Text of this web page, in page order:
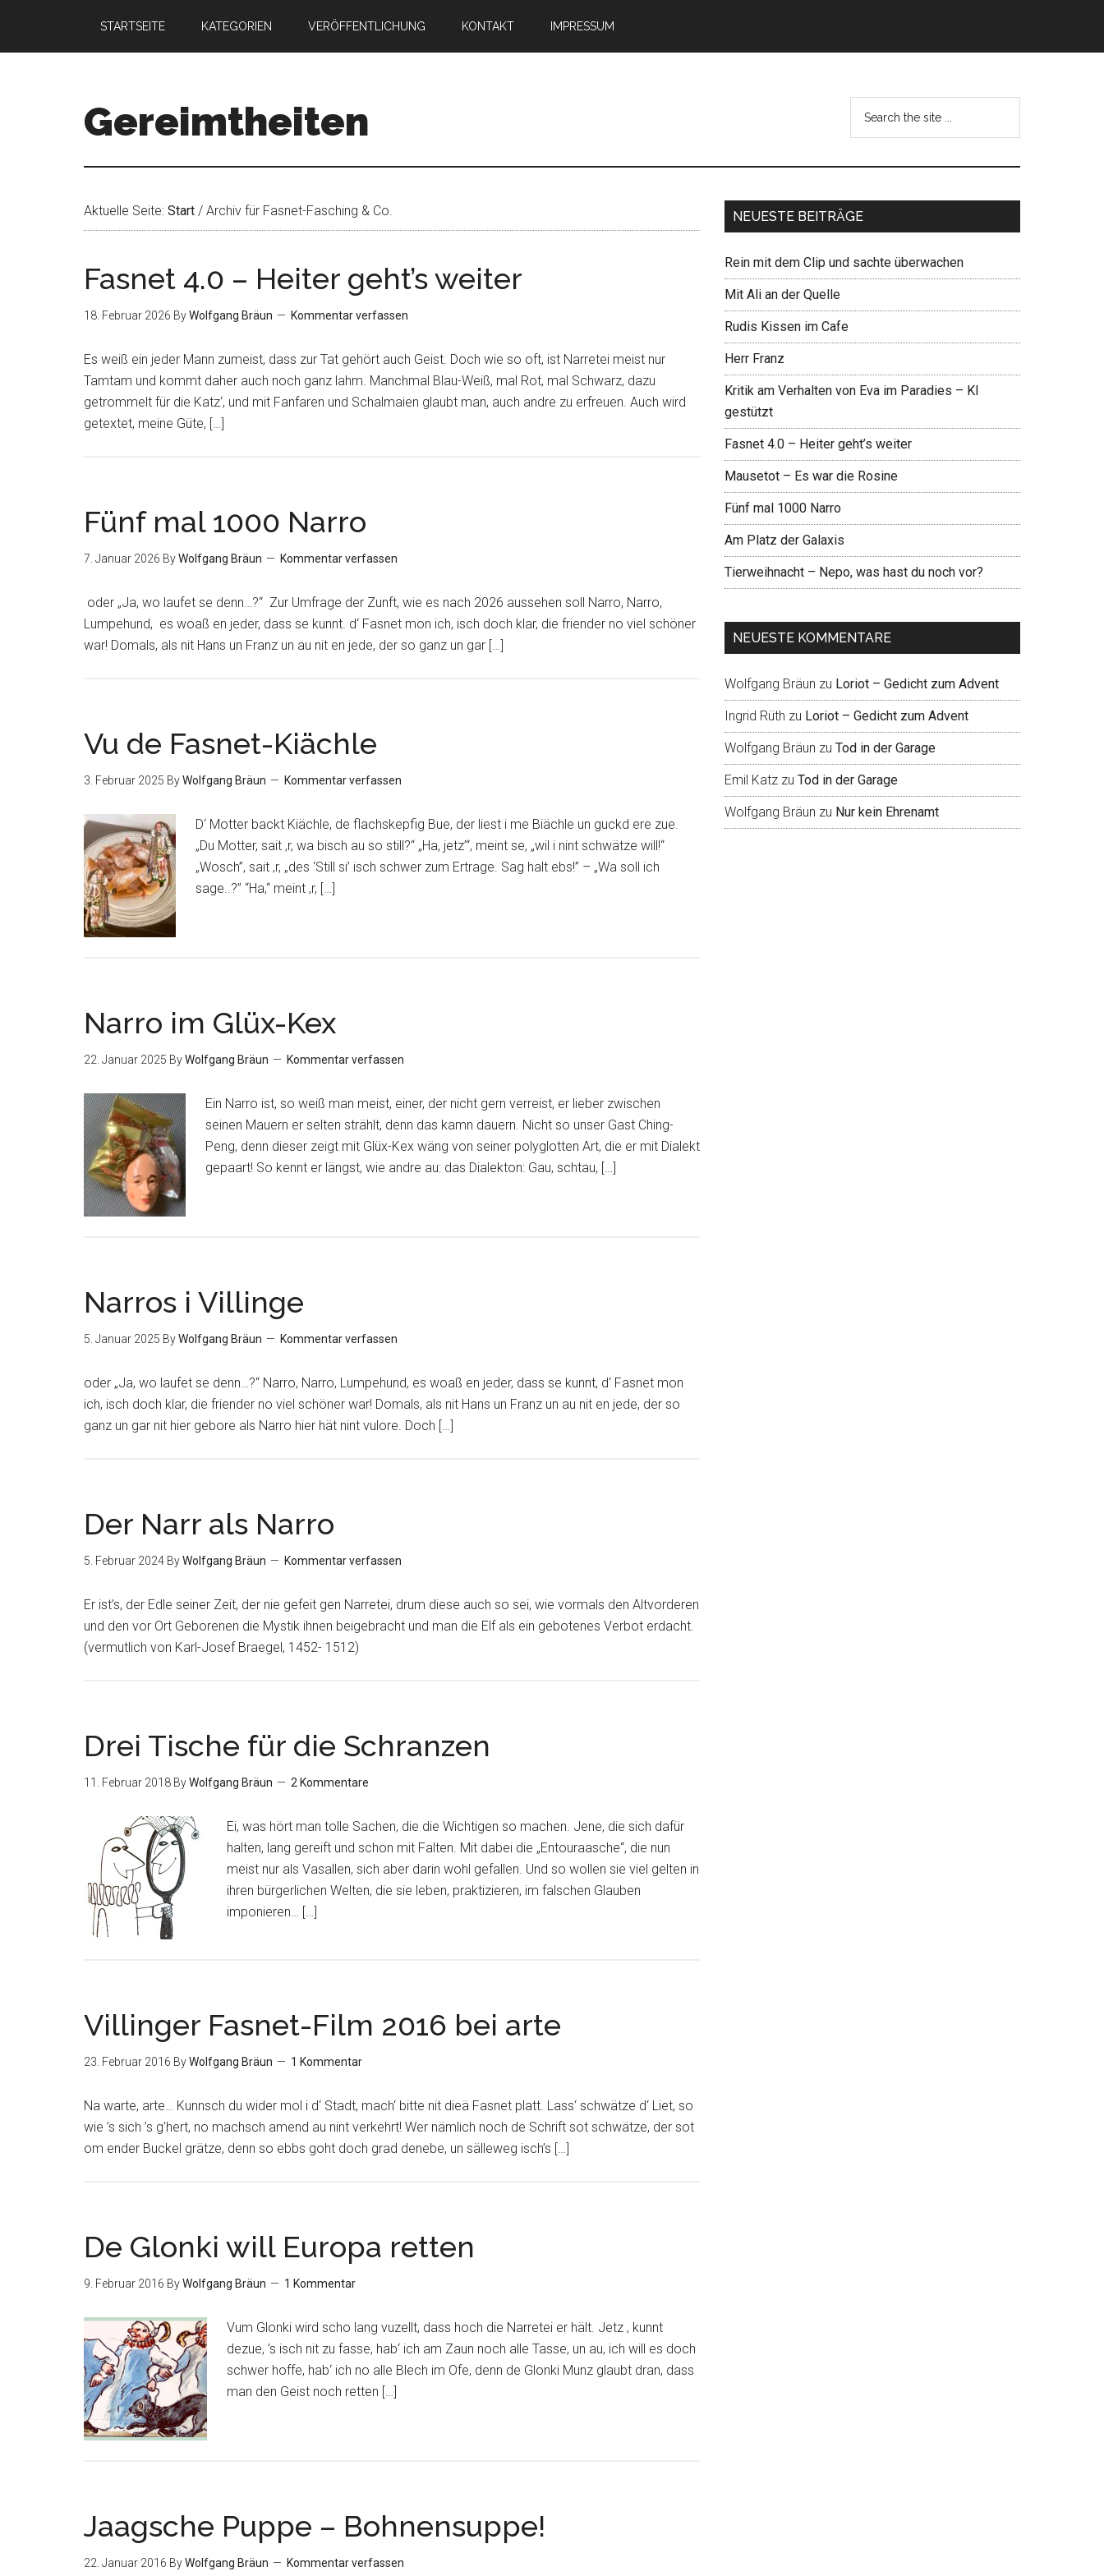
STARTSEITE KATEGORIEN VERÖFFENTLICHUNG KONTAKT IMPRESSUM
Gereimtheiten
Aktuelle Seite: Start / Archiv für Fasnet-Fasching & Co.
Fasnet 4.0 – Heiter geht’s weiter
18. Februar 2026 ByWolfgang Bräun Kommentar verfassen
Es weiß ein jeder Mann zumeist, dass zur Tat gehört auch Geist. Doch wie so oft, ist Narretei meist nur
Tamtam und kommt daher auch noch ganz lahm. Manchmal Blau-Weiß, mal Rot, mal Schwarz, dazu
getrommelt für die Katz‘, und mit Fanfaren und Schalmaien glaubt man, auch andre zu erfreuen. Auch wird
getextet, meine Güte, […]
Fünf mal 1000 Narro
7. Januar 2026 ByWolfgang Bräun Kommentar verfassen
oder „Ja, wo laufet se denn…?“ Zur Umfrage der Zunft, wie es nach 2026 aussehen soll Narro, Narro,
Lumpehund, es woaß en jeder, dass se kunnt. d‘ Fasnet mon ich, isch doch klar, die friender no viel schöner
war! Domals, als nit Hans un Franz un au nit en jede, der so ganz un gar […]
Vu de Fasnet-Kiächle
3. Februar 2025 ByWolfgang Bräun Kommentar verfassen
D‘ Motter backt Kiächle, de flachskepfig Bue, der liest i me Biächle un guckd ere zue.
„Du Motter, sait ‚r, wa bisch au so still?“ „Ha, jetz’“, meint se, „wil i nint schwätze will!“
„Wosch”, sait ‚r, „des ‘Still si’ isch schwer zum Ertrage. Sag halt ebs!” – „Wa soll ich
sage..?” “Ha,“ meint ‚r, […]
Narro im Glüx-Kex
22. Januar 2025 ByWolfgang Bräun Kommentar verfassen
Ein Narro ist, so weiß man meist, einer, der nicht gern verreist, er lieber zwischen
seinen Mauern er selten strählt, denn das kamn dauern. Nicht so unser Gast Ching-
Peng, denn dieser zeigt mit Glüx-Kex wäng von seiner polyglotten Art, die er mit Dialekt
gepaart! So kennt er längst, wie andre au: das Dialekton: Gau, schtau, […]
Narros i Villinge
5. Januar 2025 ByWolfgang Bräun Kommentar verfassen
oder „Ja, wo laufet se denn…?“ Narro, Narro, Lumpehund, es woaß en jeder, dass se kunnt, d‘ Fasnet mon
ich, isch doch klar, die friender no viel schöner war! Domals, als nit Hans un Franz un au nit en jede, der so
ganz un gar nit hier gebore als Narro hier hät nint vulore. Doch […]
Der Narr als Narro
5. Februar 2024 ByWolfgang Bräun Kommentar verfassen
Er ist’s, der Edle seiner Zeit, der nie gefeit gen Narretei, drum diese auch so sei, wie vormals den Altvorderen
und den vor Ort Geborenen die Mystik ihnen beigebracht und man die Elf als ein gebotenes Verbot erdacht.
(vermutlich von Karl-Josef Braegel, 1452- 1512)
Drei Tische für die Schranzen
11. Februar 2018 ByWolfgang Bräun 2 Kommentare
Ei, was hört man tolle Sachen, die die Wichtigen so machen. Jene, die sich dafür
halten, lang gereift und schon mit Falten. Mit dabei die „Entouraasche“, die nun
meist nur als Vasallen, sich aber darin wohl gefallen. Und so wollen sie viel gelten in
ihren bürgerlichen Welten, die sie leben, praktizieren, im falschen Glauben
imponieren… […]
Villinger Fasnet-Film 2016 bei arte
23. Februar 2016 ByWolfgang Bräun 1 Kommentar
Na warte, arte… Kunnsch du wider mol i d‘ Stadt, mach‘ bitte nit dieä Fasnet platt. Lass‘ schwätze d‘ Liet, so
wie ’s sich ’s g’hert, no machsch amend au nint verkehrt! Wer nämlich noch de Schrift sot schwätze, der sot
om ender Buckel grätze, denn so ebbs goht doch grad denebe, un sälleweg isch’s […]
De Glonki will Europa retten
9. Februar 2016 ByWolfgang Bräun 1 Kommentar
Vum Glonki wird scho lang vuzellt, dass hoch die Narretei er hält. Jetz ‚ kunnt
dezue, ’s isch nit zu fasse, hab‘ ich am Zaun noch alle Tasse, un au, ich will es doch
schwer hoffe, hab‘ ich no alle Blech im Ofe, denn de Glonki Munz glaubt dran, dass
man den Geist noch retten […]
Jaagsche Puppe – Bohnensuppe!
22. Januar 2016 ByWolfgang Bräun Kommentar verfassen
NEUESTE BEITRÄGE
Rein mit dem Clip und sachte überwachen
Mit Ali an der Quelle
Rudis Kissen im Cafe
Herr Franz
Kritik am Verhalten von Eva im Paradies – KI
gestützt
Fasnet 4.0 – Heiter geht’s weiter
Mausetot – Es war die Rosine
Fünf mal 1000 Narro
Am Platz der Galaxis
Tierweihnacht – Nepo, was hast du noch vor?
NEUESTE KOMMENTARE
Wolfgang Bräun zu Loriot – Gedicht zum Advent
Ingrid Rüth zu Loriot – Gedicht zum Advent
Wolfgang Bräun zu Tod in der Garage
Emil Katz zu Tod in der Garage
Wolfgang Bräun zu Nur kein Ehrenamt